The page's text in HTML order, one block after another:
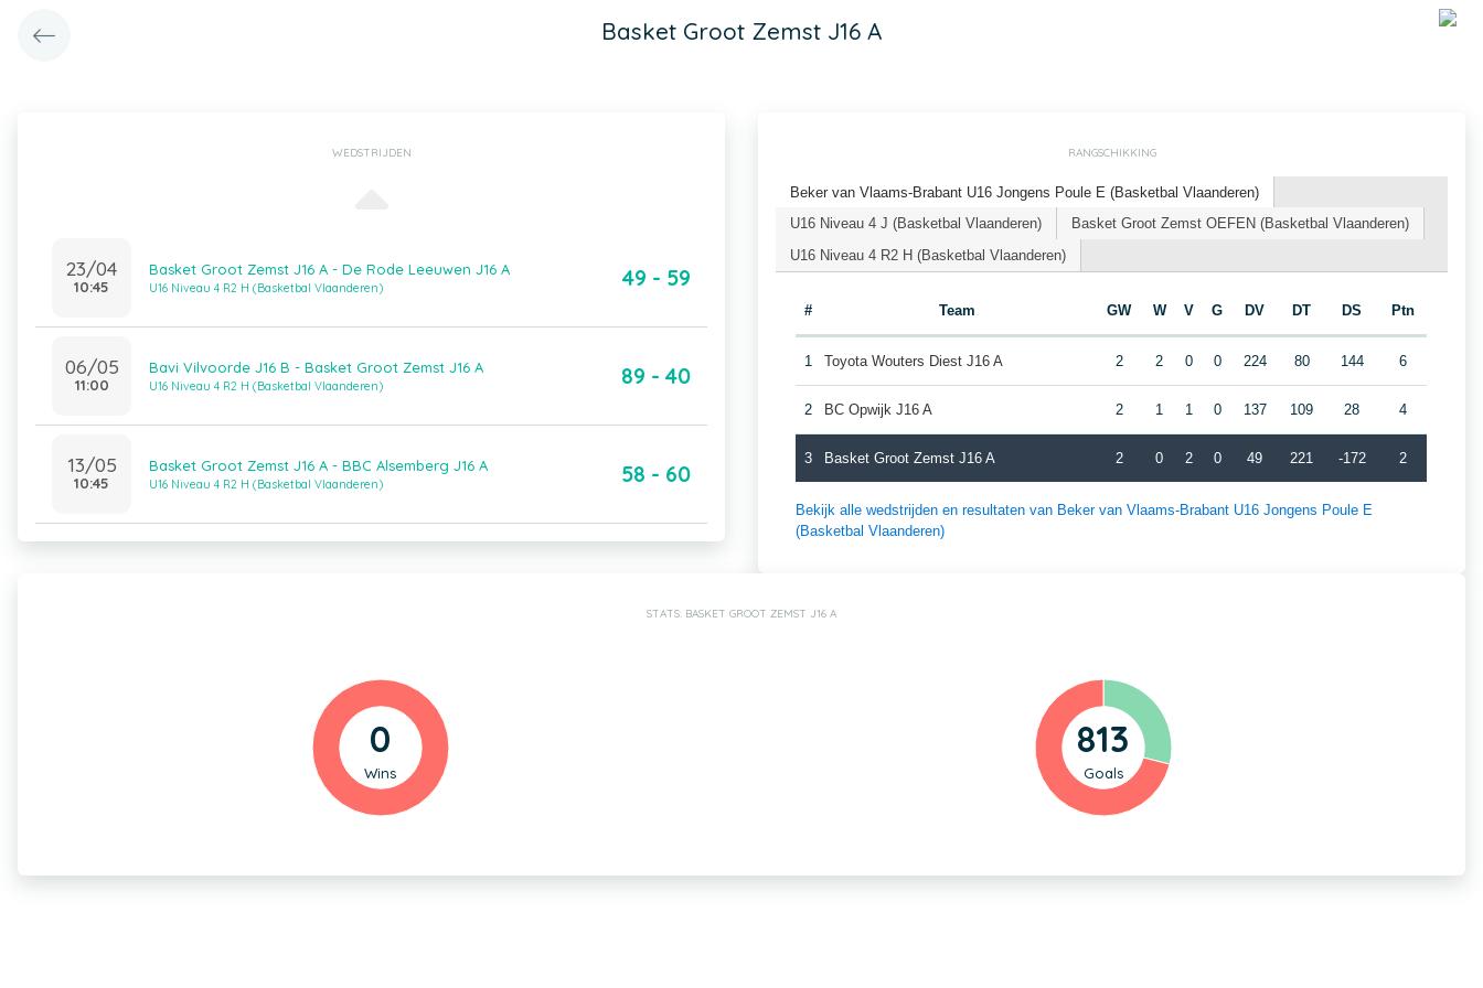
Basket Groot Zemst J16 A
WEDSTRIJDEN
23/04
10:45
Basket Groot Zemst J16 A - De Rode Leeuwen J16 A
U16 Niveau 4 R2 H (Basketbal Vlaanderen) 49 - 59
06/05
11:00
Bavi Vilvoorde J16 B - Basket Groot Zemst J16 A
U16 Niveau 4 R2 H (Basketbal Vlaanderen) 89 - 40
13/05
10:45
Basket Groot Zemst J16 A - BBC Alsemberg J16 A
U16 Niveau 4 R2 H (Basketbal Vlaanderen) 58 - 60
RANGSCHIKKING
Beker van Vlaams-Brabant U16 Jongens Poule E (Basketbal Vlaanderen)
U16 Niveau 4 J (Basketbal Vlaanderen)
Basket Groot Zemst OEFEN (Basketbal Vlaanderen)
U16 Niveau 4 R2 H (Basketbal Vlaanderen)
# Team GW W V G DV DT DS Ptn
1 Toyota Wouters Diest J16 A 2 2 0 0 224 80 144 6
2 BC Opwijk J16 A 2 1 1 0 137 109 28 4
3 Basket Groot Zemst J16 A 2 0 2 0 49 221 -172 2
Bekijk alle wedstrijden en resultaten van Beker van Vlaams-Brabant U16 Jongens Poule E
(Basketbal Vlaanderen)
STATS: BASKET GROOT ZEMST J16 A
0
Wins
813
Goals